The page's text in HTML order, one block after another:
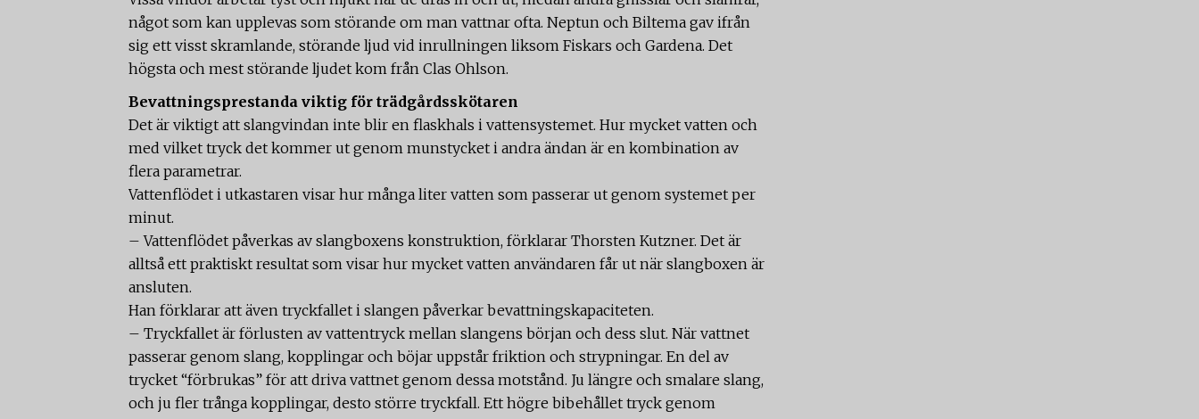
något som kan upplevas som störande om man vattnar ofta. Neptun och Biltema gav ifrån
sig ett visst skramlande, störande ljud vid inrullningen liksom Fiskars och Gardena. Det
högsta och mest störande ljudet kom från Clas Ohlson.
Bevattningsprestanda viktig för trädgårdsskötaren
Det är viktigt att slangvindan inte blir en flaskhals i vattensystemet. Hur mycket vatten och
med vilket tryck det kommer ut genom munstycket i andra ändan är en kombination av
flera parametrar.
Vattenflödet i utkastaren visar hur många liter vatten som passerar ut genom systemet per
minut.
– Vattenflödet påverkas av slangboxens konstruktion, förklarar Thorsten Kutzner. Det är
alltså ett praktiskt resultat som visar hur mycket vatten användaren får ut när slangboxen är
ansluten.
Han förklarar att även tryckfallet i slangen påverkar bevattningskapaciteten.
– Tryckfallet är förlusten av vattentryck mellan slangens början och dess slut. När vattnet
passerar genom slang, kopplingar och böjar uppstår friktion och strypningar. En del av
trycket “förbrukas” för att driva vattnet genom dessa motstånd. Ju längre och smalare slang,
och ju fler trånga kopplingar, desto större tryckfall. Ett högre bibehållet tryck genom